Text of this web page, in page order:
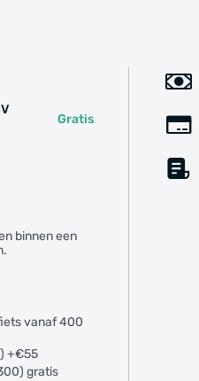
Gratis
binnen een
vanaf 400
+€55
gratis